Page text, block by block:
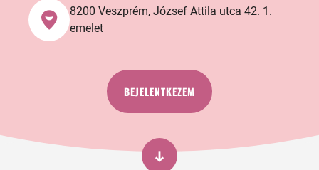
8200 Veszprém, József Attila utca 42. 1.
emelet
BEJELENTKEZEM